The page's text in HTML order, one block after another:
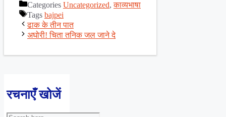
ShareCategories Uncategorized,काव्यभाषा
Tags bajpei
ढाक के तीन पात
अघोरी! चिता तनिक जल जाने दे
रचनाएँ खोजें